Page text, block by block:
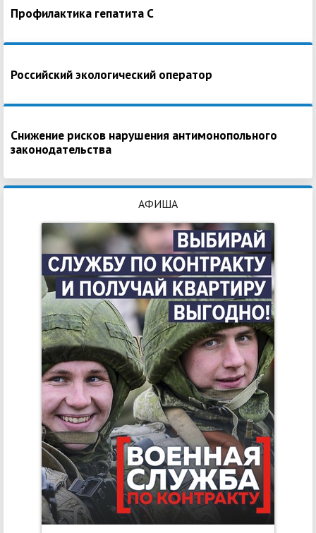
Профилактика гепатита С
Российский экологический оператор
Снижение рисков нарушения антимонопольного
законодательства
АФИША